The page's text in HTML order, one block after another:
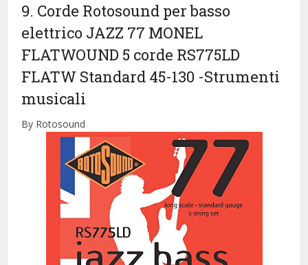
9. Corde Rotosound per basso
elettrico JAZZ 77 MONEL
FLATWOUND 5 corde RS775LD
FLATW Standard 45-130 -Strumenti
musicali
By Rotosound